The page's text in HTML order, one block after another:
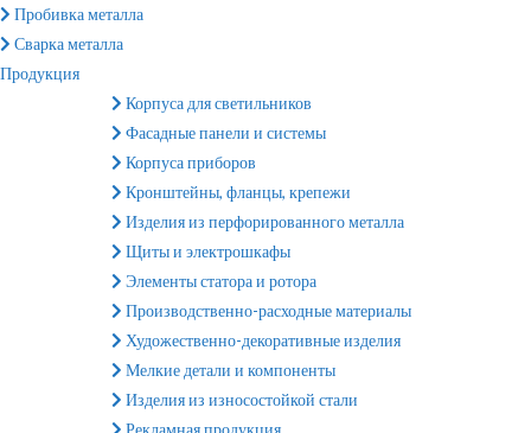
Пробивка металла
Сварка металла
Продукция
Корпуса для светильников
Фасадные панели и системы
Корпуса приборов
Кронштейны, фланцы, крепежи
Изделия из перфорированного металла
Щиты и электрошкафы
Элементы статора и ротора
Производственно-расходные материалы
Художественно-декоративные изделия
Мелкие детали и компоненты
Изделия из износостойкой стали